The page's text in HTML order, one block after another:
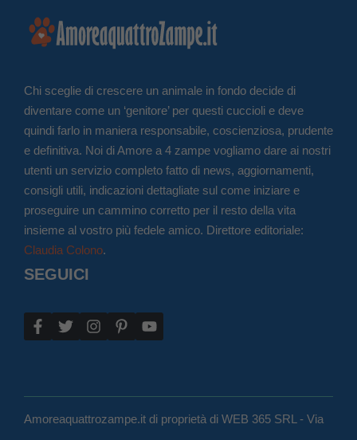
Chi sceglie di crescere un animale in fondo decide di
diventare come un ‘genitore’ per questi cuccioli e deve
quindi farlo in maniera responsabile, coscienziosa, prudente
e definitiva. Noi di Amore a 4 zampe vogliamo dare ai nostri
utenti un servizio completo fatto di news, aggiornamenti,
consigli utili, indicazioni dettagliate sul come iniziare e
proseguire un cammino corretto per il resto della vita
insieme al vostro più fedele amico. Direttore editoriale:
Claudia Colono.
SEGUICI
Amoreaquattrozampe.it di proprietà di WEB 365 SRL - Via